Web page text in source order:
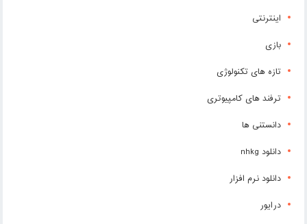
اینترنتی
بازی
تازه های تکنولوژی
ترفند های کامپیوتری
دانستنی ها
دانلود nhkg
دانلود نرم افزار
درایور